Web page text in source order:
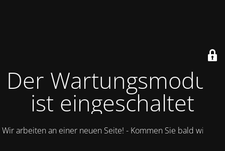
Der Wartungsmodus
ist eingeschaltet
Wir arbeiten an einer neuen Seite! - Kommen Sie bald wieder.